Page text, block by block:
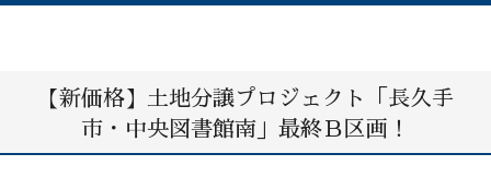
【新価格】土地分譲プロジェクト「長久手
市・中央図書館南」最終Ｂ区画！